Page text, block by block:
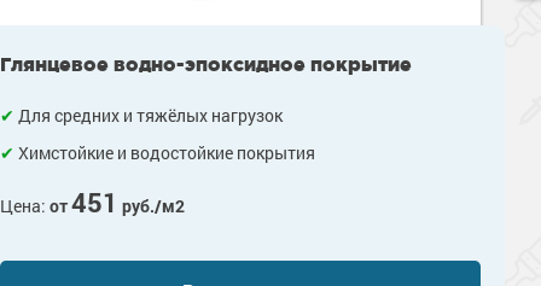
Глянцевое водно-эпоксидное покрытие
Для средних и тяжёлых нагрузок
Химстойкие и водостойкие покрытия
Цена: от451 руб./м2